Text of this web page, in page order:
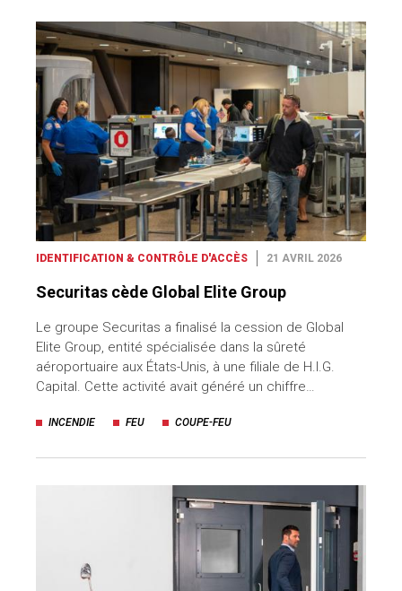
IDENTIFICATION & CONTRÔLE D'ACCÈS 21 AVRIL 2026
Securitas cède Global Elite Group
Le groupe Securitas a finalisé la cession de Global
Elite Group, entité spécialisée dans la sûreté
aéroportuaire aux États-Unis, à une filiale de H.I.G.
Capital. Cette activité avait généré un chiffre…
INCENDIE FEU COUPE-FEU